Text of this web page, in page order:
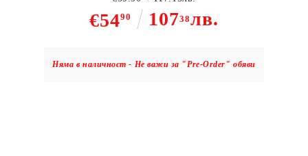
€5490 10738лв.
Няма в наличност - Не важи за "Pre-Order" обяви